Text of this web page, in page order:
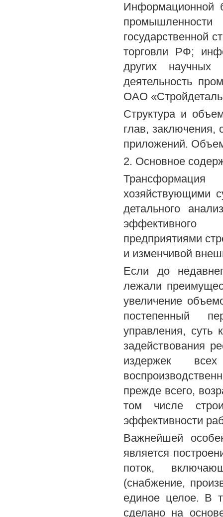
Информационной
государственной
торговли РФ;
других научных
деятельность
ОАО
Структура и
глав, заключения,
приложений.
2. Основное
Трансформация
хозяйствующими
детального
эффективного
предприятиями
и изменчивой
Если до
лежали
увеличение
постепенный
управления, суть
задействования
издержек
прежде всего,
том числе
эффективности
Важнейшей
является
поток,
(снабжение,
единое целое. В
сделано на